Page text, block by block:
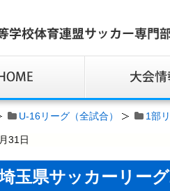
U-16リーグ（全試合） 1部
31日
玉県サッカーリー